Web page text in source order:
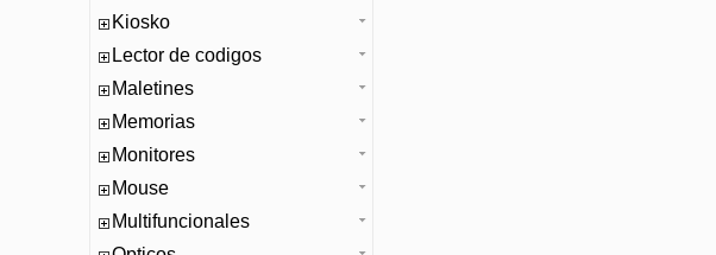
Kiosko
Lector de codigos
Maletines
Memorias
Monitores
Mouse
Multifuncionales